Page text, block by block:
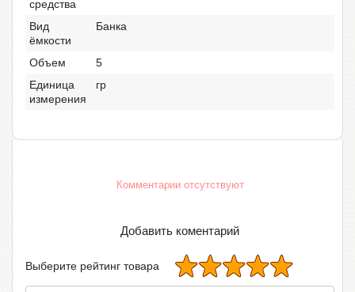
средства
Вид
ёмкости
Банка
Объем
5
Единица
измерения
гр
Комментарии отсутствуют
Добавить коментарий
Выберите рейтинг товара